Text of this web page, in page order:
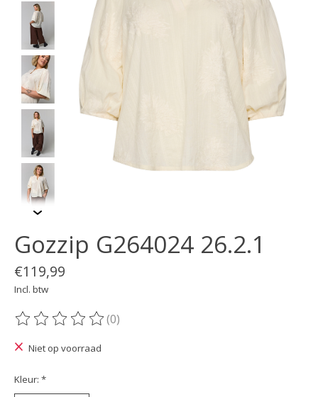
Gozzip G264024 26.2.1
€119,99
Incl. btw
De beoordeling van dit product is
(0)
Niet op voorraad
Kleur: *